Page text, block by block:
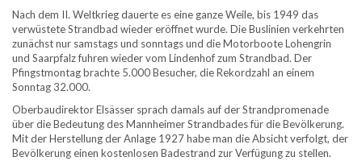
Nach dem II. Weltkrieg dauerte es eine ganze Weile, bis 1949 das
verwüstete Strandbad wieder eröffnet wurde. Die Buslinien verkehrten
zunächst nur samstags und sonntags und die Motorboote Lohengrin
und Saarpfalz fuhren wieder vom Lindenhof zum Strandbad. Der
Pfingstmontag brachte 5.000 Besucher, die Rekordzahl an einem
Sonntag 32.000.
Oberbaudirektor Elsässer sprach damals auf der Strandpromenade
über die Bedeutung des Mannheimer Strandbades für die Bevölkerung.
Mit der Herstellung der Anlage 1927 habe man die Absicht verfolgt, der
Bevölkerung einen kostenlosen Badestrand zur Verfügung zu stellen.